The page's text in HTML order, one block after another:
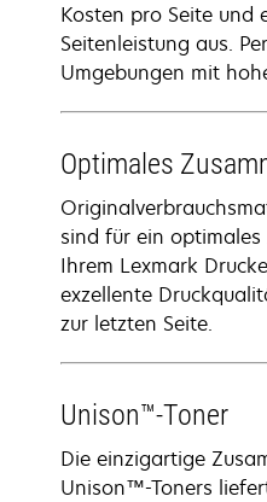
Kosten pro Seite und
Seitenleistung aus.
Umgebungen mit
Optimales
sind für ein
Ihrem Lexmark
exzellente
zur letzten Seite.
Unison™-Toner
Die einzigartige
Unison™-Toners